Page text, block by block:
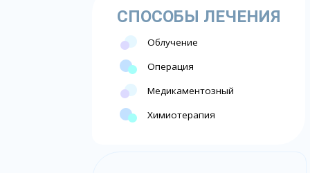
СПОСОБЫ ЛЕЧЕНИЯ
Облучение
Операция
Медикаментозный
Химиотерапия